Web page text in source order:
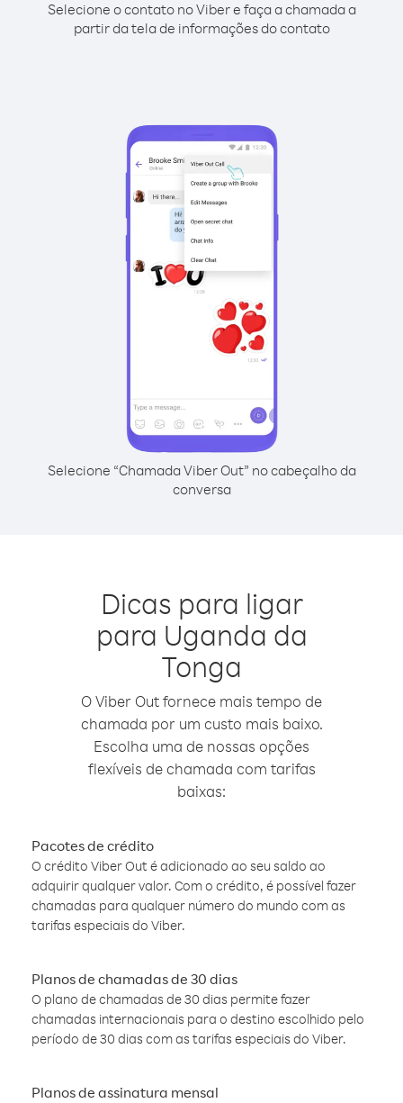
Selecione o contato no Viber e faça a chamada a
partir da tela de informações do contato
Selecione “Chamada Viber Out” no cabeçalho da
conversa
Dicas para ligar
para Uganda da
Tonga
O Viber Out fornece mais tempo de
chamada por um custo mais baixo.
Escolha uma de nossas opções
flexíveis de chamada com tarifas
baixas:
Pacotes de crédito
O crédito Viber Out é adicionado ao seu saldo ao
adquirir qualquer valor. Com o crédito, é possível fazer
chamadas para qualquer número do mundo com as
tarifas especiais do Viber.
Planos de chamadas de 30 dias
O plano de chamadas de 30 dias permite fazer
chamadas internacionais para o destino escolhido pelo
período de 30 dias com as tarifas especiais do Viber.
Planos de assinatura mensal